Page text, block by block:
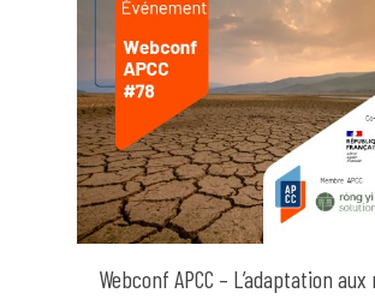
Webconf APCC – L’adaptation